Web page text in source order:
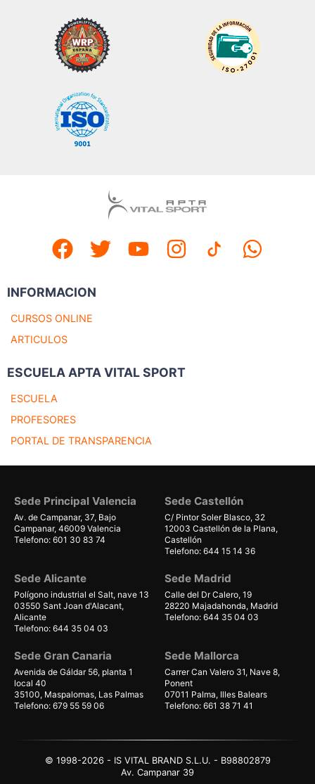
INFORMACION
CURSOS ONLINE
ARTICULOS
ESCUELA APTA VITAL SPORT
ESCUELA
PROFESORES
PORTAL DE TRANSPARENCIA
Sede Principal Valencia
Av. de Campanar, 37, Bajo
Campanar, 46009 Valencia
Telefono: 601 30 83 74
Sede Castellón
C/ Pintor Soler Blasco, 32
12003 Castellón de la Plana,
Castellón
Telefono: 644 15 14 36
Sede Alicante
Polígono industrial el Salt, nave 13
03550 Sant Joan d'Alacant,
Alicante
Telefono: 644 35 04 03
Sede Madrid
Calle del Dr Calero, 19
28220 Majadahonda, Madrid
Telefono: 644 35 04 03
Sede Gran Canaria
Avenida de Gáldar 56, planta 1
local 40
35100, Maspalomas, Las Palmas
Telefono: 679 55 59 06
Sede Mallorca
Carrer Can Valero 31, Nave 8,
Ponent
07011 Palma, Illes Balears
Telefono: 661 38 71 41
© 1998-2026 - IS VITAL BRAND S.L.U. - B98802879
Av. Campanar 39